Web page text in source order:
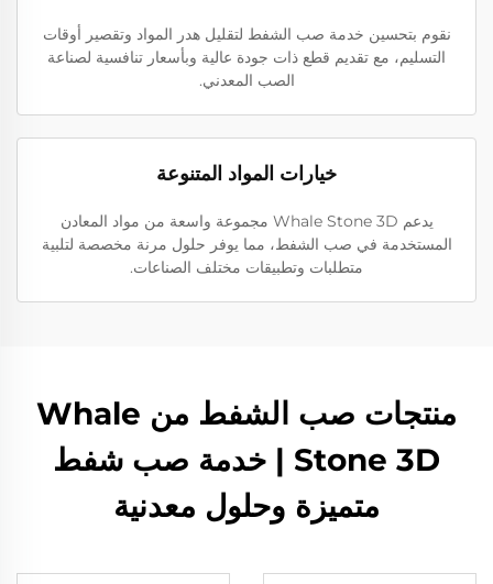
نقوم بتحسين خدمة صب الشفط لتقليل هدر المواد وتقصير أوقات
التسليم، مع تقديم قطع ذات جودة عالية وبأسعار تنافسية لصناعة
الصب المعدني.
خيارات المواد المتنوعة
يدعم Whale Stone 3D مجموعة واسعة من مواد المعادن
المستخدمة في صب الشفط، مما يوفر حلول مرنة مخصصة لتلبية
متطلبات وتطبيقات مختلف الصناعات.
منتجات صب الشفط من Whale
Stone 3D | خدمة صب شفط
متميزة وحلول معدنية